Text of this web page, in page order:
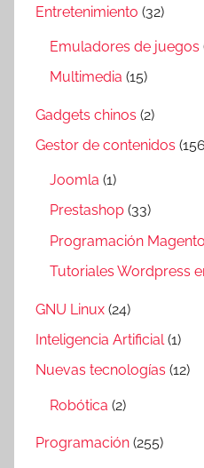
Entretenimiento (32)
Emuladores de juegos
Multimedia (15)
Gadgets chinos (2)
Gestor de contenidos
Joomla (1)
Prestashop (33)
Programación
Tutoriales Wordpress
GNU Linux (24)
Inteligencia Artificial(1)
Nuevas tecnologías (12)
Robótica (2)
Programación (255)